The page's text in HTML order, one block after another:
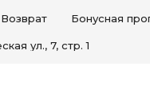
Возврат Бонусная
ул., 7, стр. 1